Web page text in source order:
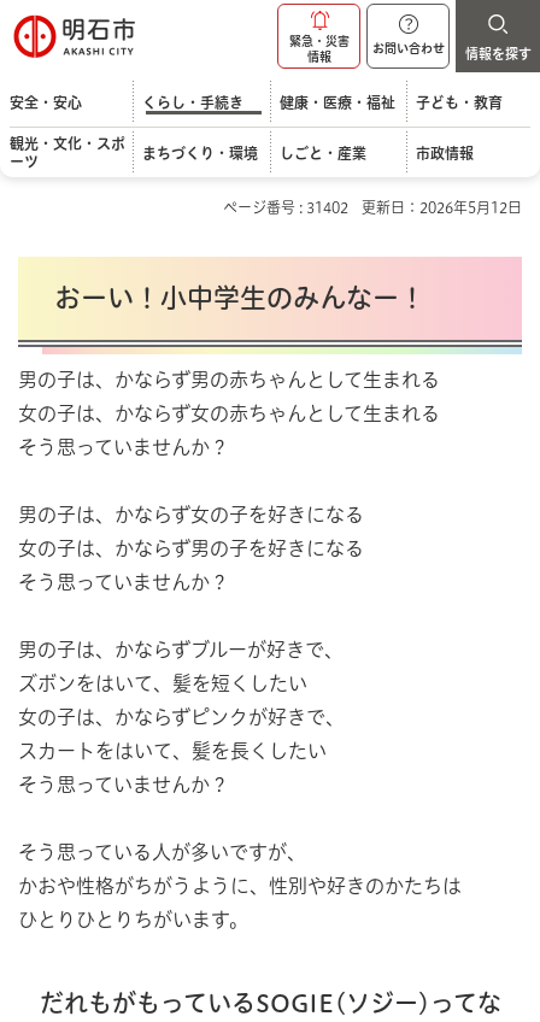
明石市
緊急・災害
情報
お問い合わせ 情報を探す
安全・安心 くらし・手続き 健康・医療・福祉 子ども・教育
観光・文化・スポ
ーツ
まちづくり・環境 しごと・産業 市政情報
ページ番号 : 31402 更新日：2026年5月12日
おーい！小中学生のみんなー！
男の子は、かならず男の赤ちゃんとして生まれる
女の子は、かならず女の赤ちゃんとして生まれる
そう思っていませんか？
男の子は、かならず女の子を好きになる
女の子は、かならず男の子を好きになる
そう思っていませんか？
男の子は、かならずブルーが好きで、
ズボンをはいて、髪を短くしたい
女の子は、かならずピンクが好きで、
スカートをはいて、髪を長くしたい
そう思っていませんか？
そう思っている人が多いですが、
かおや性格がちがうように、性別や好きのかたちは
ひとりひとりちがいます。
だれもがもっているSOGIE(ソジー)ってな